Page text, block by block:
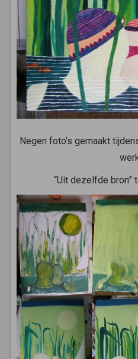
Negen foto’s gemaakt
“Uit dezelfde bron”